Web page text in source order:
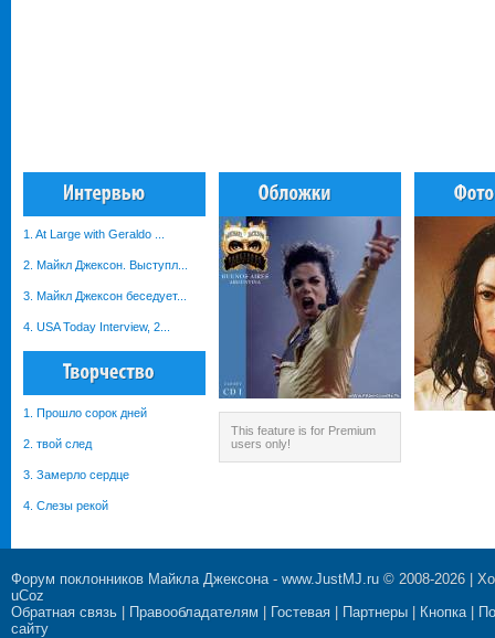
1. At Large with Geraldo ...
2. Майкл Джексон. Выступл...
3. Майкл Джексон беседует...
4. USA Today Interview, 2...
1. Прошло сорок дней
2. твой след
3. Замерло сердце
4. Слезы рекой
This feature is for Premium
users only!
Форум поклонников Майкла Джексона- www.JustMJ.ru © 2008-2026 |
uCoz
Обратная связь
Правообладателям Гостевая Партнеры Кнопка|
сайту